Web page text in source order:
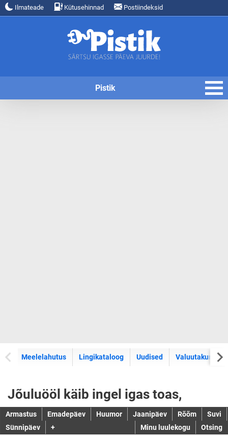
Ilmateade Kütusehinnad Postiindeksid
Pistik
Meelelahutus Lingikataloog Uudised Valuutakursid
Jõuluööl käib ingel igas toas,
Armastus Emadepäev Huumor Jaanipäev Rõõm
Suvi
Sünnipäev
+ Minu luulekogu Otsing